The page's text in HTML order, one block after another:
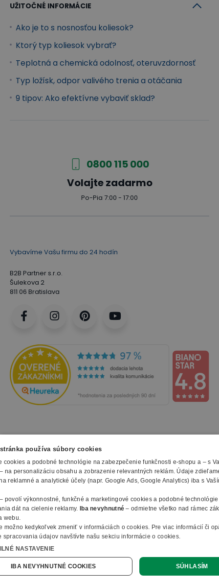
UŽITOČNÉ INFORMÁCIE
Ako je to s nosnosťou koliesok?
Ktorý typ koliesok vybrať?
Teplotná a chemická odolnosť, oteruvzdornosť
Typ ložísk, odpor valivého trenia a otáčania
9 tipov: Ako efektívne vybaviť sklad?
0800 115 000
Volajte zadarmo
Po-Pia 7:00 - 17:00
Vybavíme Vašu firmu do 24 hodín
B2B Partner s.r.o.
Šulekova 2
811 06 Bratislava
NAKUPOVANIE
Všetko o nákupe
Obchodné podmienky
Spôsoby platby
Záruky, servis a reklamácie
Ochrana osobných údajov
Informácie o cookies
Ako nakupovať
Online dopyt
SLUŽBY
Reklamačný formulár
E-procurement
Vlastná výroba nábytku
Vyhlásenie o prístupnosti
O FIRME
O nás
Kontakty
Členstvo v organizáciach
B2B Partner ČR
B2B Partner Poľsko
© 2010 - 2026 B2B Partner s.r.o. - Všetky práva vyhradené.
Profesionálny e-shop na mieru
používa súbory cookies
cookies a podobné technológie na zabezpečenie funkčnosti e-shopu a – s
na personalizáciu obsahu a zobrazenie relevantných reklám. Údaje
reklamné a analytické účely (napr. Google Ads, Google Analytics) iba s
povolí výkonnostné, funkčné a marketingové cookies a podobné
dát na cielenie reklamy.
Iba nevyhnutné – odmietne všetko nad rámec
webu.
možno kedykoľvek zmeniť v informáciách o cookies. Pre viac informácií či
spracovania údajov navštívte našu sekciu informácie o cookies.
NASTAVENIE
SÚHLASÍM
IBA NEVYHNUTNÉ COOKIES